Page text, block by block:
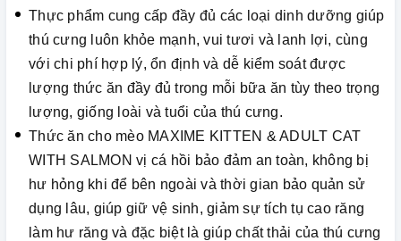
Thực phẩm cung cấp đầy đủ các loại dinh dưỡng giúp
thú cưng luôn khỏe mạnh, vui tươi và lanh lợi, cùng
với chi phí hợp lý, ổn định và dễ kiểm soát được
lượng thức ăn đầy đủ trong mỗi bữa ăn tùy theo trọng
lượng, giống loài và tuổi của thú cưng.
Thức ăn cho mèo MAXIME KITTEN & ADULT CAT
WITH SALMON vị cá hồi bảo đảm an toàn, không bị
hư hỏng khi để bên ngoài và thời gian bảo quản sử
dụng lâu, giúp giữ vệ sinh, giảm sự tích tụ cao răng
làm hư răng và đặc biệt là giúp chất thải của thú cưng